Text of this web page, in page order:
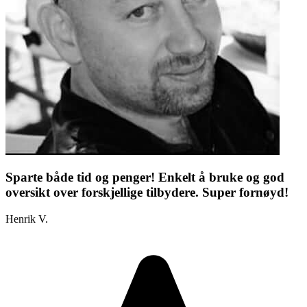
Sparte både tid og penger! Enkelt å bruke og god
oversikt over forskjellige tilbydere. Super fornøyd!
Henrik V.